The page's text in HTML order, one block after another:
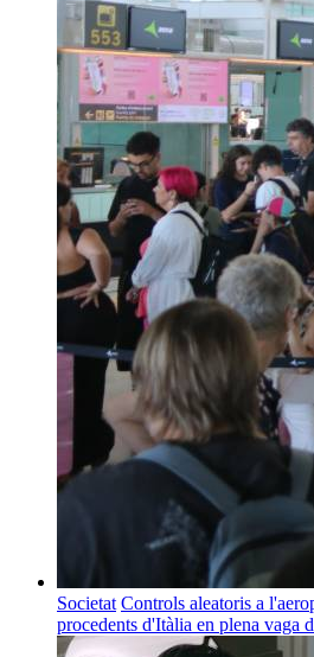
Societat Controls aleatoris a
procedents d'Itàlia en plena vaga